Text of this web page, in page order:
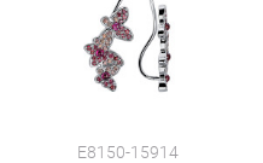
E8150-15914